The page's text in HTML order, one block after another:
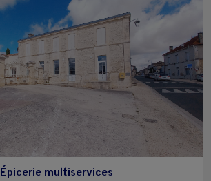
Épicerie multiservices